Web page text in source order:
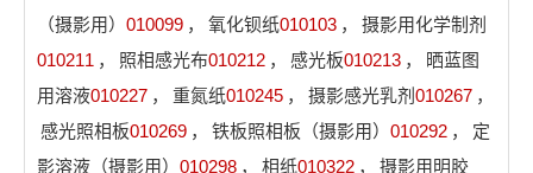
（摄影用） 010099 ， 氧化钡纸010103 ，
摄影用化学制剂
010211 ， 照相感光布010212 ， 感光板010213 ，
晒蓝图
用溶液010227 ， 重氮纸010245 ， 摄影感光乳剂 010267 ，
感光照相板010269 ， 铁板照相板（摄影用） 010292 ，
定
影溶液（摄影用） 010298 ， 相纸010322 ，
摄影用明胶